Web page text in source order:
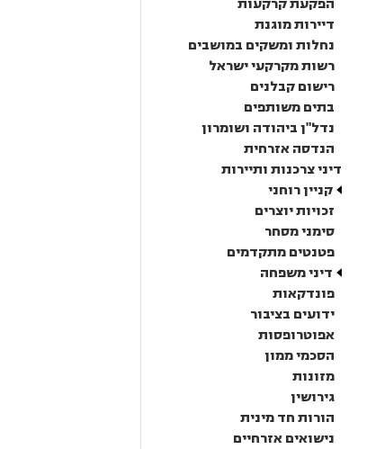
דיירות מוגנת
נחלות ומשקים במושבים
רשות מקרקעי ישראל
רישום קבלנים
בתים משותפים
נדל"ן ביהודה ושומרון
הנדסה אזרחית
דיני צרכנות ותיירות
קניין רוחני
זכויות יוצרים
סימני מסחר
פטנטים מתקדמים
דיני משפחה
פונדקאות
ידועים בציבור
אפוטרופסות
הסכמי ממון
מזונות
גירושין
הורות חד מינית
נישואים אזרחיים